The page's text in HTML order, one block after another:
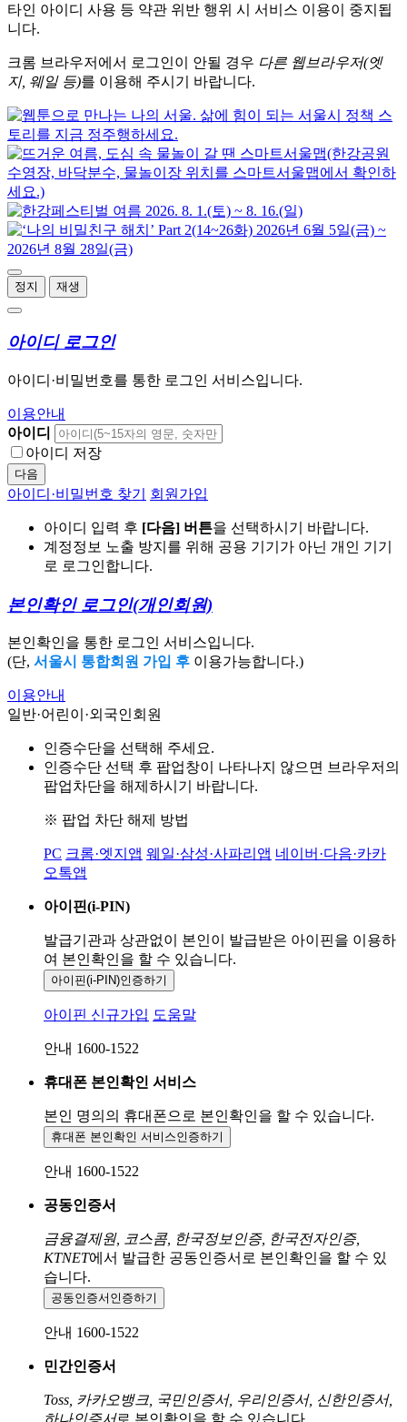
타인 아이디 사용 등 약관 위반 행위 시 서비스 이용이 중지됩
니다.
크롬 브라우저에서 로그인이 안될 경우 다른 웹브라우저(엣
지, 웨일 등)를 이용해 주시기 바랍니다.
정지 재생
아이디 로그인
아이디·비밀번호를 통한 로그인 서비스입니다.
이용안내
아이디
아이디 저장
다음
아이디·비밀번호 찾기 회원가입
아이디 입력 후 [다음] 버튼을 선택하시기 바랍니다.
계정정보 노출 방지를 위해 공용 기기가 아닌 개인 기기
로 로그인합니다.
본인확인 로그인(개인회원)
본인확인을 통한 로그인 서비스입니다.
(단, 서울시 통합회원 가입 후 이용가능합니다.)
이용안내
일반·어린이·외국인회원
인증수단을 선택해 주세요.
인증수단 선택 후 팝업창이 나타나지 않으면 브라우저의
팝업차단을 해제하시기 바랍니다.
※ 팝업 차단 해제 방법
PC 크롬·엣지앱 웨일·삼성·사파리앱 네이버·다음·카카
오톡앱
아이핀(i-PIN)
발급기관과 상관없이 본인이 발급받은 아이핀을 이용하
여 본인확인을 할 수 있습니다.
아이핀(i-PIN)인증하기
아이핀 신규가입 도움말
안내 1600-1522
휴대폰 본인확인 서비스
본인 명의의 휴대폰으로 본인확인을 할 수 있습니다.
휴대폰 본인확인 서비스인증하기
안내 1600-1522
공동인증서
금융결제원, 코스콤, 한국정보인증, 한국전자인증,
KTNET에서 발급한 공동인증서로 본인확인을 할 수 있
습니다.
공동인증서 인증하기
안내 1600-1522
민간인증서
Toss, 카카오뱅크, 국민인증서, 우리인증서, 신한인증서,